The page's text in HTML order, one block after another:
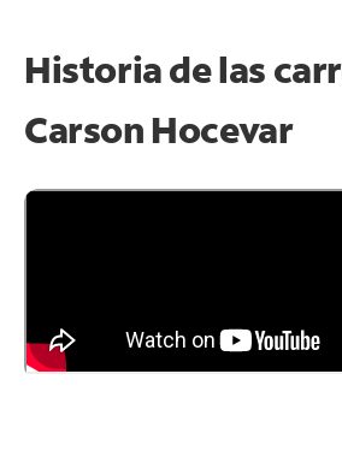
Historia de las
Carson Hocevar